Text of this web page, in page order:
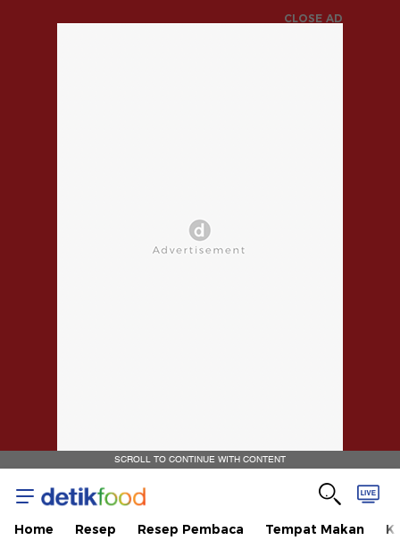
CLOSE AD
SCROLL TO CONTINUE WITH CONTENT
Home Resep Resep Pembaca Tempat Makan